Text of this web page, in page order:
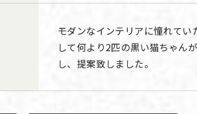
モダンなインテリアに憧れて
して何より2匹の黒い猫ちゃん
し、提案致しました。